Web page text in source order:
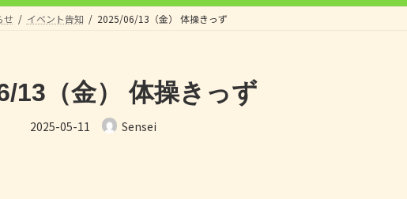
せ イベント告知 2025/06/13（金） 体操きっず
13（金） 体操きっず
最
2025-05-11 Sensei